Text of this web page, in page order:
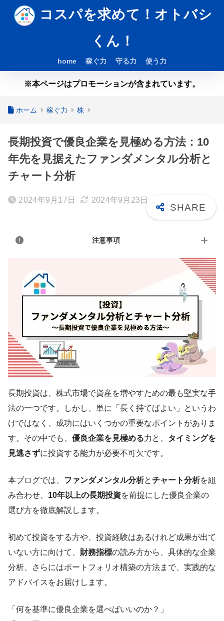
コスパを求めて！オトバシ
くん！
home 稼ぐ力 守る力 使う力
※本ページはプロモーションが含まれています。
ホーム 稼ぐ力 株
長期投資で優良企業を見極める方法：10
年先を見据えたファンダメンタル分析と
チャート分析
2024年9月17日 2024年9月23日
注意事項
長期投資は、株式市場で資産を増やすための最も堅実な手
法の一つです。しかし、単に「長く持てばよい」というわ
けではなく、成功にはいくつかの重要なポイントがありま
す。その中でも、 優良企業を見極める力と、 タイミングを
見逃さずに投資する能力が必要不可欠です。
本ブログでは、 ファンダメンタル分析とチャート分析を組
み合わせ、 10年以上の長期投資を前提にした優良企業の
選び方を徹底解説します。
初めて投資をする方や、投資経験はあるけれど成果が出て
いない方に向けて、 財務指標の読み方から、具体的な企業
分析、さらにはポートフォリオ構築の方法まで、実践的な
アドバイスをお届けします。
「何を基準に優良企業を選べばいいのか？」